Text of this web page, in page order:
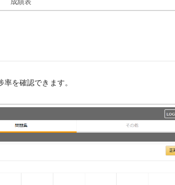
を確認できます。